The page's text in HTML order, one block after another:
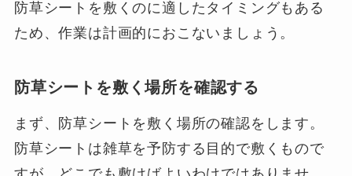
防草シートを敷くのに適したタイミングもある
ため、作業は計画的におこないましょう。
防草シートを敷く場所を確認する
まず、防草シートを敷く場所の確認をします。
防草シートは雑草を予防する目的で敷くもので